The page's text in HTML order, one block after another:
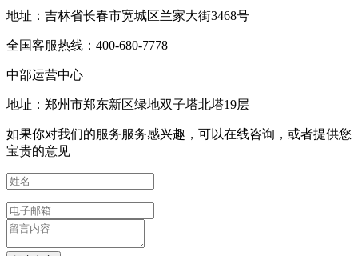
地址：吉林省长春市宽城区兰家大街3468号
全国客服热线：400-680-7778
中部运营中心
地址：郑州市郑东新区绿地双子塔北塔19层
如果你对我们的服务服务感兴趣，可以在线咨询，或者提供您
宝贵的意见